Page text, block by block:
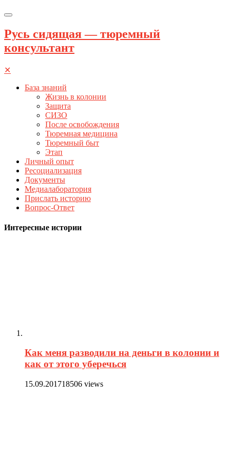
Русь сидящая — тюремный
консультант
✕
База знаний
Жизнь в колонии
Защита
СИЗО
После освобождения
Тюремная медицина
Тюремный быт
Этап
Личный опыт
Ресоциализация
Документы
Медиалаборатория
Прислать историю
Вопрос-Ответ
Интересные истории
Как меня разводили на деньги в колонии и
как от этого уберечься
15.09.201718506 views